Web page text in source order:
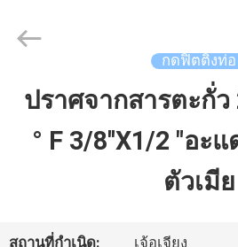
บ้าน
เกี่ยว
JinQuan
Copper
Reserved.
กดฟิตติ้งท่อ
ปราศจากสารตะกั่ว
° F 3/8''X1/2 "อะ
ตัวเมีย
สถานที่กำเนิด: เจ้อเจียง